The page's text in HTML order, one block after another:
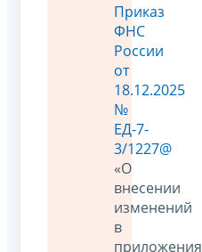
Приказ
ФНС
России
от
18.12.2025
№
ЕД-7-
3/1227@
«О
внесении
изменений
в
приложения